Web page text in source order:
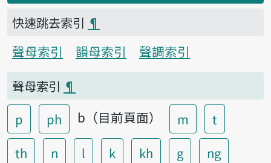
快速跳去索引 ¶
聲母索引
韻母索引
聲調索引
聲母索引 ¶
p
ph b（目前頁面） m
t
th
n l k kh g
ng